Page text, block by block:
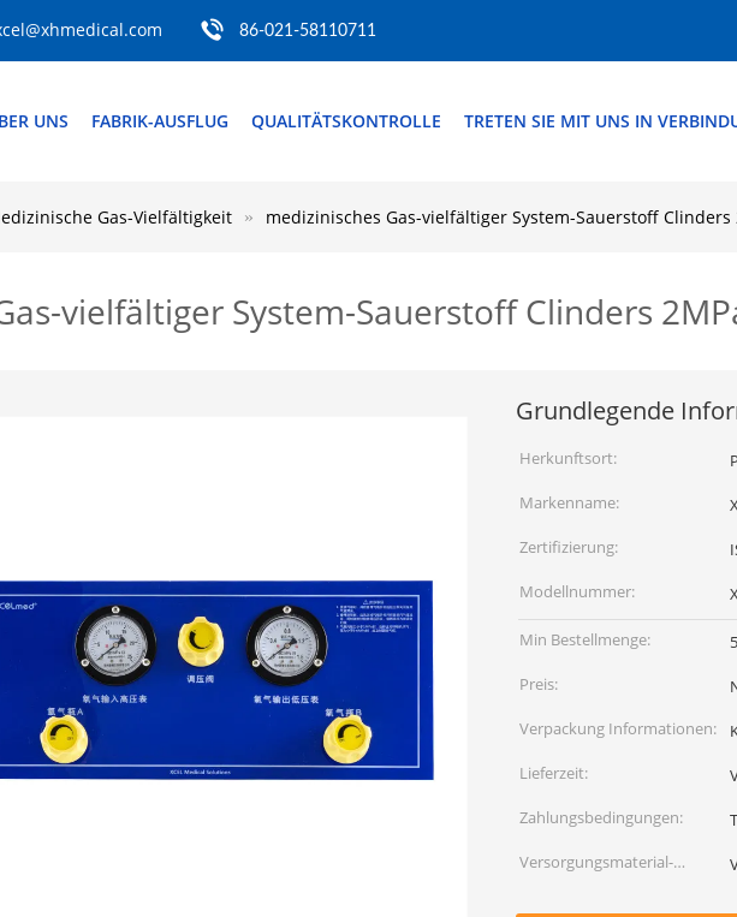
86-021-58110711
UNS FABRIK-AUSFLUG QUALITÄTSKONTROLLE TRETEN SIE MIT UNS IN
Gas-Vielfältigkeit medizinisches Gas-vielfältiger System-Sauerstoff Clinders
vielfältiger System-Sauerstoff Clinders
Grundlegende
Herkunftsort:
Markenname:
Zertifizierung:
Modellnummer:
Min Bestellmenge:
Preis:
Verpackung Informationen:
Lieferzeit:
Zahlungsbedingungen:
Versorgungsmaterial-